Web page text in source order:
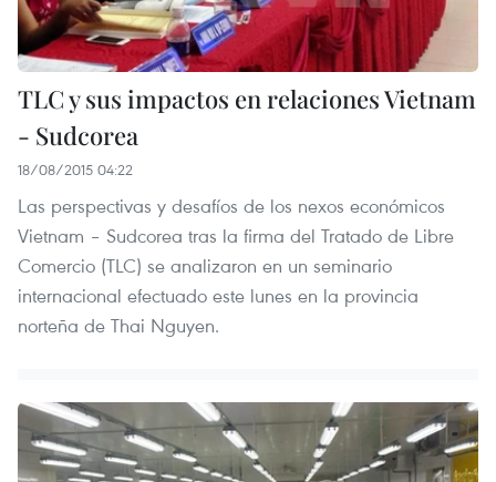
TLC y sus impactos en relaciones Vietnam
- Sudcorea
18/08/2015 04:22
Las perspectivas y desafíos de los nexos económicos
Vietnam – Sudcorea tras la firma del Tratado de Libre
Comercio (TLC) se analizaron en un seminario
internacional efectuado este lunes en la provincia
norteña de Thai Nguyen.